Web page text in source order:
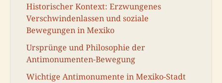
Historischer Kontext: Erzwungenes
Verschwindenlassen und soziale
Bewegungen in Mexiko
Ursprünge und Philosophie der
Antimonumenten-Bewegung
Wichtige Antimonumente in Mexiko-Stadt